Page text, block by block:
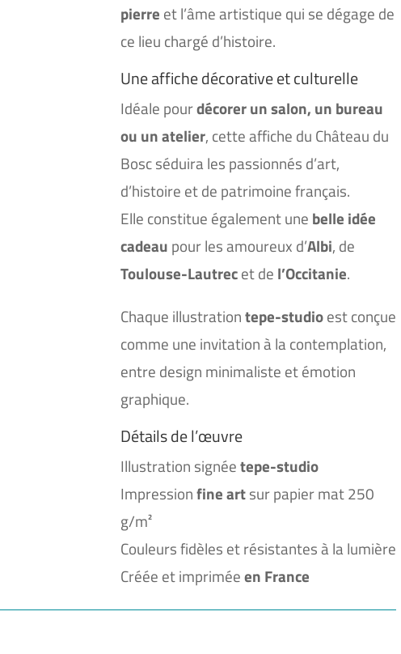
pierre et l’âme artistique qui se dégage de
ce lieu chargé d’histoire.
Une affiche décorative et culturelle
Idéale pourdécorer un salon, un bureau
ou un atelier, cette affiche du Château du
Bosc séduira les passionnés d’art,
d’histoire et de patrimoine français.
Elle constitue également une belle idée
cadeau pour les amoureux d’Albi, de
Toulouse-Lautrecet de l’Occitanie.
Chaque illustrationtepe-studioest conçue
comme une invitation à la contemplation,
entre design minimaliste et émotion
graphique.
Détails de l’œuvre
Illustration signéetepe-studio
Impressionfine artsur papier mat 250
g/m²
Couleurs fidèles et résistantes à la lumière
Créée et impriméeen France